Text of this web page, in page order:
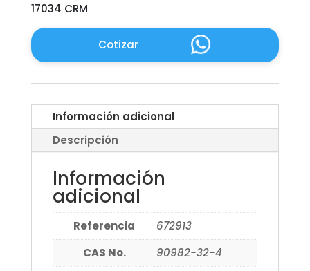
17034 CRM
Cotizar
Información adicional
Descripción
Información
adicional
Referencia
672913
CAS No.
90982-32-4